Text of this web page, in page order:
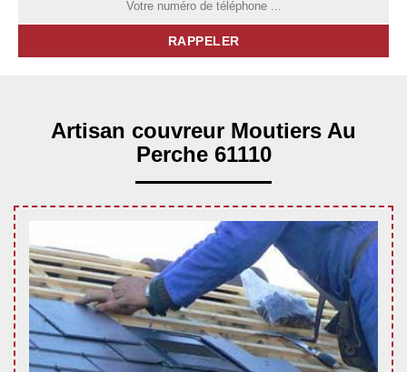
Artisan couvreur Moutiers Au
Perche 61110